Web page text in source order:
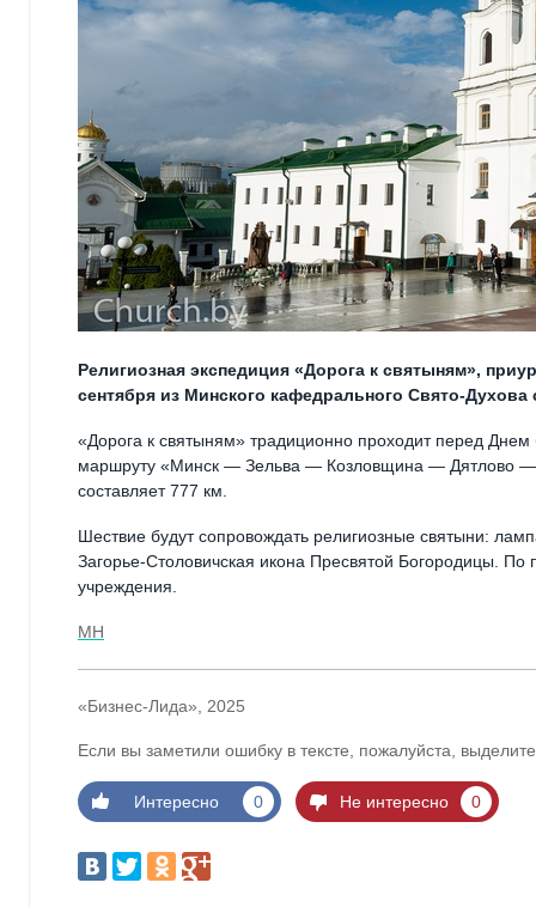
Религиозная экспедиция «Дорога к святыням»,
сентября из Минского кафедрального Свято-
«Дорога к святыням» традиционно проходит перед
маршруту «Минск — Зельва — Козловщина — Дятлово
составляет 777 км.
Шествие будут сопровождать религиозные святыни:
Загорье-Столовичская икона Пресвятой Богородицы.
учреждения.
МН
«Бизнес-Лида», 2025
Если вы заметили ошибку в тексте, пожалуйста,
Интересно 0 Не интересно 0